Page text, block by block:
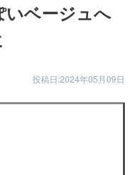
いベージュへ
投稿日:2024年05月09日